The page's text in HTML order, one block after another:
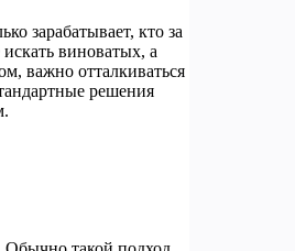
зарабатывает, кто за
виноватых, а
важно отталкиваться
решения